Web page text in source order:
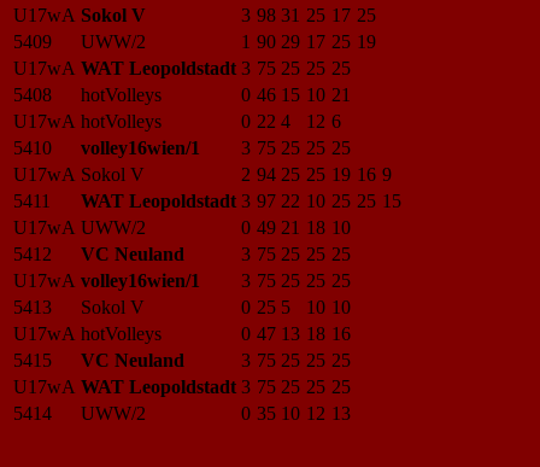
U17wA Sokol V 3 98 31 25 17 25
5409
UWW/2 1 90 29 17 25 19
U17wA WAT Leopoldstadt 3 75 25 25 25
5408
hotVolleys 0 46 15 10 21
U17wA hotVolleys 0 22 4 12 6
5410
volley16wien/1 3 75 25 25 25
U17wA Sokol V 2 94 25 25 19 16 9
5411
WAT Leopoldstadt 3 97 22 10 25 25 15
U17wA UWW/2 0 49 21 18 10
5412
VC Neuland 3 75 25 25 25
U17wA volley16wien/1 3 75 25 25 25
5413
Sokol V 0 25 5 10 10
U17wA hotVolleys 0 47 13 18 16
5415
VC Neuland 3 75 25 25 25
U17wA WAT Leopoldstadt 3 75 25 25 25
5414
UWW/2 0 35 10 12 13